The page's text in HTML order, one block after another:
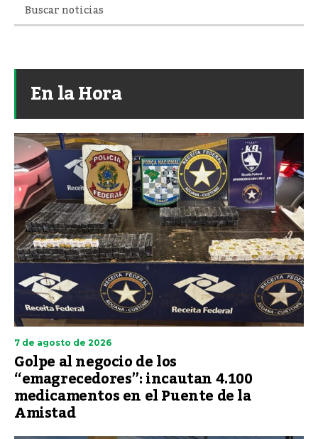
En la Hora
7 de agosto de 2026
Golpe al negocio de los
“emagrecedores”: incautan 4.100
medicamentos en el Puente de la
Amistad